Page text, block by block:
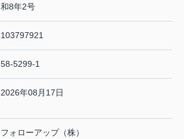
和8年2号
103797921
58-5299-1
2026年08月17日
フォローアップ（株）